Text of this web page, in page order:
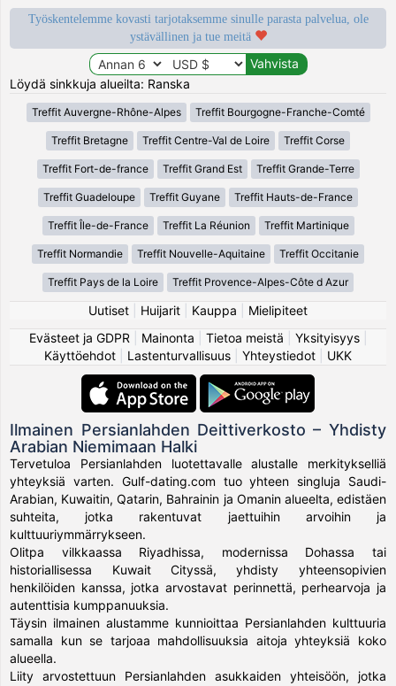
Työskentelemme kovasti tarjotaksemme sinulle parasta palvelua, ole
ystävällinen ja tue meitä
Löydä sinkkuja alueilta: Ranska
Treffit Auvergne-Rhône-Alpes Treffit Bourgogne-Franche-Comté
Treffit Bretagne Treffit Centre-Val de Loire Treffit Corse
Treffit Fort-de-france Treffit Grand Est Treffit Grande-Terre
Treffit Guadeloupe Treffit Guyane Treffit Hauts-de-France
Treffit Île-de-France Treffit La Réunion Treffit Martinique
Treffit Normandie Treffit Nouvelle-Aquitaine Treffit Occitanie
Treffit Pays de la Loire Treffit Provence-Alpes-Côte d Azur
Uutiset Huijarit Kauppa
Mielipiteet
Evästeet ja GDPR
Mainonta Tietoa meistä Yksityisyys|
Käyttöehdot
Lastenturvallisuus Yhteystiedot UKK
Ilmainen Persianlahden Deittiverkosto – Yhdisty
Arabian Niemimaan Halki
Tervetuloa Persianlahden luotettavalle alustalle merkitykselliä
yhteyksiä varten. Gulf-dating.com tuo yhteen singluja Saudi-
Arabian, Kuwaitin, Qatarin, Bahrainin ja Omanin alueelta, edistäen
suhteita, jotka rakentuvat jaettuihin arvoihin ja
kulttuuriymmärrykseen.
Olitpa vilkkaassa Riyadhissa, modernissa Dohassa tai
historiallisessa Kuwait Cityssä, yhdisty yhteensopivien
henkilöiden kanssa, jotka arvostavat perinnettä, perhearvoja ja
autenttisia kumppanuuksia.
Täysin ilmainen alustamme kunnioittaa Persianlahden kulttuuria
samalla kun se tarjoaa mahdollisuuksia aitoja yhteyksiä koko
alueella.
Liity arvostettuun Persianlahden asukkaiden yhteisöön, jotka